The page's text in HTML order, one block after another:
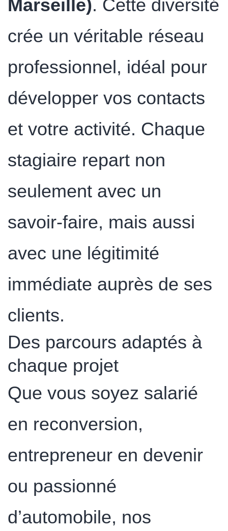
Marseille). Cette diversité
crée un véritable réseau
professionnel, idéal pour
développer vos contacts
et votre activité. Chaque
stagiaire repart non
seulement avec un
savoir-faire, mais aussi
avec une légitimité
immédiate auprès de ses
clients.
Des parcours adaptés à
chaque projet
Que vous soyez salarié
en reconversion,
entrepreneur en devenir
ou passionné
d’automobile, nos